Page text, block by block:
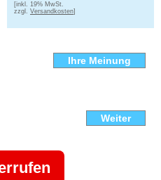
[inkl. 19% MwSt.
zzgl. Versandkosten]
Ihre Meinung
Weiter